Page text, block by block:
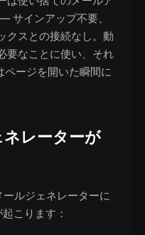
サインアップ不要、
クスとの接続なし。動
要なことに使い、それ
ページを開いた瞬間に
レーターが
ルジェネレーターに
こります：